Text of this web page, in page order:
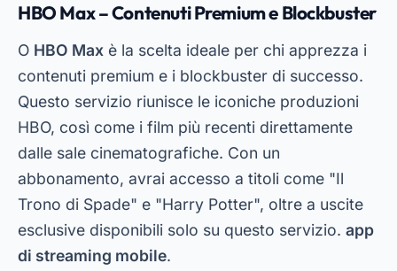
HBO Max – Contenuti Premium e Blockbuster
O HBO Max è la scelta ideale per chi apprezza i
contenuti premium e i blockbuster di successo.
Questo servizio riunisce le iconiche produzioni
HBO, così come i film più recenti direttamente
dalle sale cinematografiche. Con un
abbonamento, avrai accesso a titoli come "Il
Trono di Spade" e "Harry Potter", oltre a uscite
esclusive disponibili solo su questo servizio. app
di streaming mobile.